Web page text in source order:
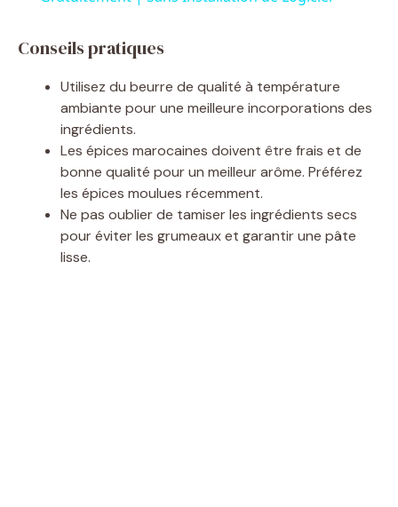
V
i
d
Conseils pratiques
Utilisez du beurre de qualité à température
ambiante pour une meilleure incorporations des
ingrédients.
Les épices marocaines doivent être frais et de
bonne qualité pour un meilleur arôme. Préférez
les épices moulues récemment.
Ne pas oublier de tamiser les ingrédients secs
pour éviter les grumeaux et garantir une pâte
lisse.